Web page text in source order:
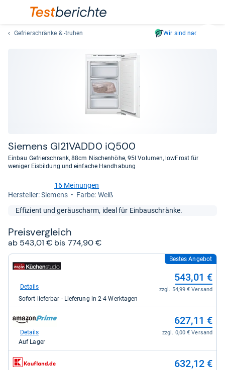
und
Gefrierschränke & -truhen Wir sind nachhaltig
Sie­mens GI21VADD0 iQ500
Einbau Gefrierschrank, 88cm Nischenhöhe, 95l Volumen, lowFrost für
weniger Eisbildung und einfache Handhabung
von
16 Meinungen
Her­stel­ler: Siemens
Farbe: Weiß
Effizient und geräuscharm, ideal für Einbauschränke.
Preis­ver­gleich
ab 543,01 € bis 774,90 €
zum
Shop:
meinkuechenstudio.de
Bauer-
Elektro-
Service
Technik
GmbH
für
543,01
kaufen.
Bestes Angebot
543,01 €
zzgl. 54,99 € Versand
Details
Sofort lieferbar - Lieferung in 2-4 Werktagen
Shop:
Amazon.de
kaufen.
627,11 €
zzgl. 0,00 € Versand
Details
Auf Lager
zum
Shop:
632,12 €